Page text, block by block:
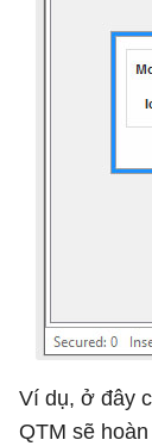
Ví dụ, ở đây
QTM sẽ